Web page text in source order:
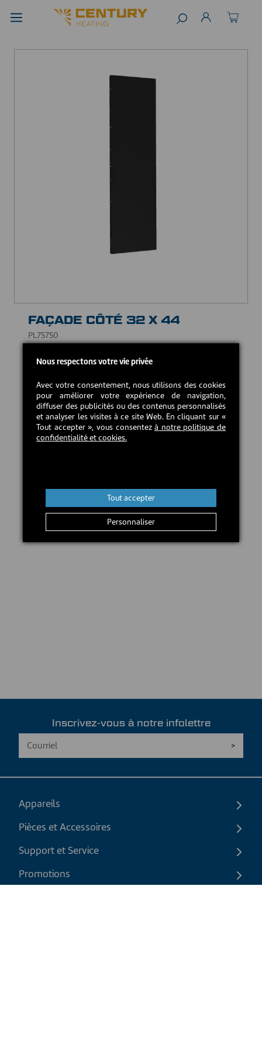
FAÇADE CÔTÉ 32 X 44
PL75750
47,00 CAD$
Retour en stock estimé :2026-09-16
Précommander
Inscrivez-vous à notre infolettre
Appareils
Pièces et Accessoires
Support et Service
Promotions
Nous respectons votre vie privée
Avec votre consentement, nous utilisons des cookies
pour améliorer votre expérience de navigation,
diffuser des publicités ou des contenus personnalisés
et analyser les visites à ce site Web. En cliquant sur «
Tout accepter », vous consentezà notre politique de
confidentialité et cookies.
Personnaliser
Tout accepter